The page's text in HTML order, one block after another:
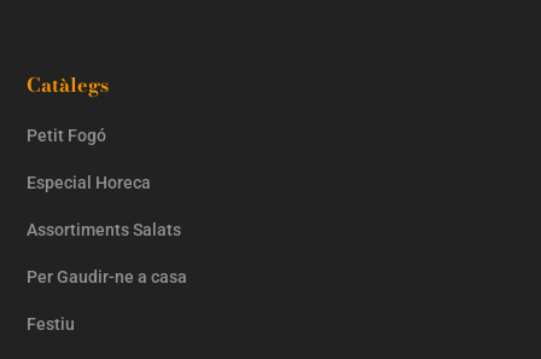
Catàlegs
Petit Fogó
Especial Horeca
Assortiments Salats
Per Gaudir-ne a casa
Festiu